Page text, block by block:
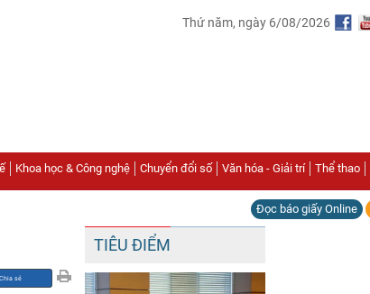
Thứ năm, ngày 6/08/2026
Khoa học & Công nghệ Chuyển đổi số Văn hóa - Giải trí Thể thao
Đọc báo giấy Online
TIÊU ĐIỂM